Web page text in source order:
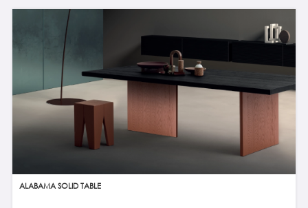
ALABAMA SOLID TABLE